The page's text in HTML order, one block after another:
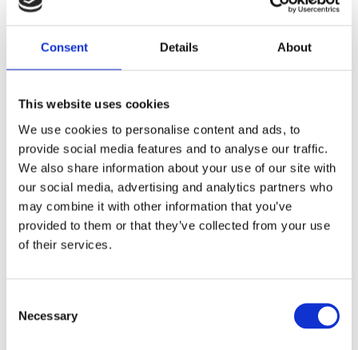
Consent Details About
This website uses cookies
We use cookies to personalise content and ads, to
provide social media features and to analyse our traffic.
We also share information about your use of our site with
our social media, advertising and analytics partners who
may combine it with other information that you’ve
provided to them or that they’ve collected from your use
of their services.
Necessary
Dela med dig
F
e
o
o
k
Omdömen
Du